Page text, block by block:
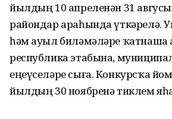
йылдың 10 апреленән 31
райондар араһында үткәрелә.
һәм ауыл биләмәләре ҡатнаша
республика этабына,
еңеүселәре сыға. Конкурсҡа
йылдың 30 ноябренә тиклем